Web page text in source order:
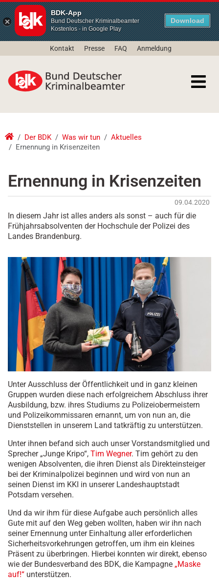
BDK-App
Bund Deutscher Kriminalbeamter
Kostenlos - in Google Play
Download
Kontakt Presse FAQ Anmeldung
Der BDK Was wir tun
Aktuelles
Ernennung in Krisenzeiten
Ernennung in Krisenzeiten
09.04.2020
In diesem Jahr ist alles anders als sonst – auch für die
Frühjahrsabsolventen der Hochschule der Polizei des
Landes Brandenburg.
Unter Ausschluss der Öffentlichkeit und in ganz kleinen
Gruppen wurden diese nach erfolgreichem Abschluss ihrer
Ausbildung, bzw. ihres Studiums zu Polizeiobermeistern
und Polizeikommissaren ernannt, um von nun an, die
Dienststellen in unserem Land tatkräftig zu unterstützen.
Unter ihnen befand sich auch unser Vorstandsmitglied und
Sprecher „Junge Kripo“, Tim Wegner. Tim gehört zu den
wenigen Absolventen, die ihren Dienst als Direkteinsteiger
bei der Kriminalpolizei beginnen und wird von nun an
seinen Dienst im KKI in unserer Landeshauptstadt
Potsdam versehen.
Und da wir ihm für diese Aufgabe auch persönlich alles
Gute mit auf den Weg geben wollten, haben wir ihn nach
seiner Ernennung unter Einhaltung aller erforderlichen
Sicherheitsvorkehrungen getroffen, um ihm ein kleines
Präsent zu überbringen. Hierbei konnten wir direkt, ebenso
wie der Bundesverband des BDK, die Kampagne „Maske
auf!“ unterstützen.